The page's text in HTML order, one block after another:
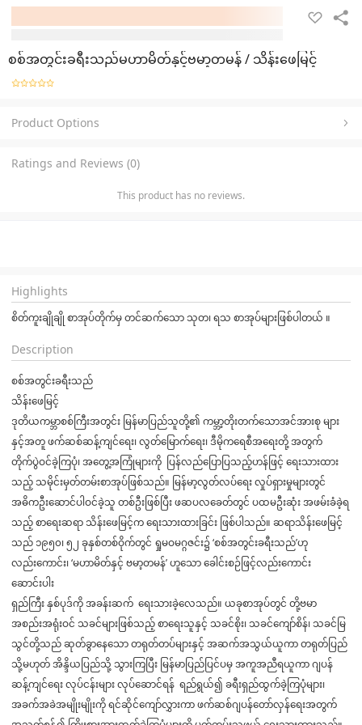
စစ်အတွင်းခရီးသည်မဟာမိတ်နှင့်ဗမာ့တမန် / သိန်းဖေမြင့်
Product Options
Ratings and Reviews (0)
This product has no reviews.
Highlights
စိတ်ကူးချိုချို စာအုပ်တိုက်မှ တင်ဆက်သော သုတ၊ ရသ စာအုပ်များဖြစ်ပါတယ် ။
Description
စစ်အတွင်းခရီးသည်
သိန်းဖေမြင့်
ဒုတိယကမ္ဘာစစ်ကြီးအတွင်း မြန်မာပြည်သူတို့၏ ကမ္ဘာ့တိုးတက်သောအင်အားစု များ
နှင့်အတူ ဖက်ဆစ်ဆန့်ကျင်ရေး၊ လွတ်မြောက်ရေး၊ ဒီမိုကရေစီအရေးတို့ အတွက်
တိုက်ပွဲဝင်ခဲ့ကြပုံ၊ အတွေ့အကြုံများကို ပြန်လည်ပြောပြသည့်ဟန်ဖြင့် ရေးသားထား
သည့် သမိုင်းမှတ်တမ်းစာအုပ်ဖြစ်သည်။ မြန်မာ့လွတ်လပ်ရေး လှုပ်ရှားမှုများတွင်
အဓိကဦးဆောင်ပါဝင်ခဲ့သူ တစ်ဦးဖြစ်ပြီး ဖဆပလခေတ်တွင် ပထမဦးဆုံး အဖမ်းခံခဲ့ရ
သည့် စာရေးဆရာ သိန်းဖေမြင့်က ရေးသားထားခြင်း ဖြစ်ပါသည်။ ဆရာသိန်းဖေမြင့်
သည် ၁၉၅၀၊ ၅၂ ခုနှစ်တစ်ဝိုက်တွင် ရှုမဝမဂ္ဂဇင်း၌ ‘စစ်အတွင်းခရီးသည်’ဟု
လည်းကောင်း၊ ‘မဟာမိတ်နှင့် ဗမာ့တမန်’ ဟူသော ခေါင်းစဉ်ဖြင့်လည်းကောင်း
ဆောင်းပါး
ရှည်ကြီး နှစ်ပုဒ်ကို အခန်းဆက် ရေးသားခဲ့လေသည်။ ယခုစာအုပ်တွင် တို့ဗမာ
အစည်းအရုံးဝင် သခင်များဖြစ်သည့် စာရေးသူနှင့် သခင်စိုး၊ သခင်ကျော်စိန်၊ သခင်မြ
သွင်တို့သည် ဆုတ်ခွာနေသော တရုတ်တပ်များနှင့် အဆက်အသွယ်ယူကာ တရုတ်ပြည်
သို့မဟုတ် အိန္ဒိယပြည်သို့ သွားကြပြီး မြန်မာပြည်ပြင်ပမှ အကူအညီရယူကာ ဂျပန်
ဆန့်ကျင်ရေး လုပ်ငန်းများ လုပ်ဆောင်ရန် ရည်ရွယ်၍ ခရီးရှည်ထွက်ခဲ့ကြပုံများ၊
အခက်အခဲအမျိုးမျိုးကို ရင်ဆိုင်ကျော်လွှားကာ ဖက်ဆစ်ဂျပန်တော်လှန်ရေးအတွက်